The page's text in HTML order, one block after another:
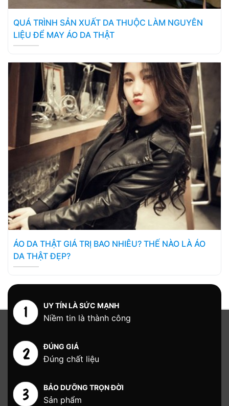
QUÁ TRÌNH SẢN XUẤT DA THUỘC LÀM NGUYÊN
LIỆU ĐỂ MAY ÁO DA THẬT
ÁO DA THẬT GIÁ TRỊ BAO NHIÊU? THẾ NÀO LÀ ÁO
DA THẬT ĐẸP?
UY TÍN LÀ SỨC MẠNH
Niềm tin là thành công
ĐÚNG GIÁ
Đúng chất liệu
BẢO DƯỠNG TRỌN ĐỜI
Sản phẩm